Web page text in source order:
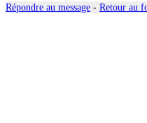
Répondre au message - Retour au